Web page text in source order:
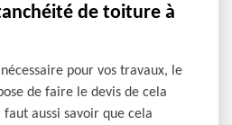
de toiture à
pour vos travaux, le
de faire le devis de cela
aussi savoir que cela